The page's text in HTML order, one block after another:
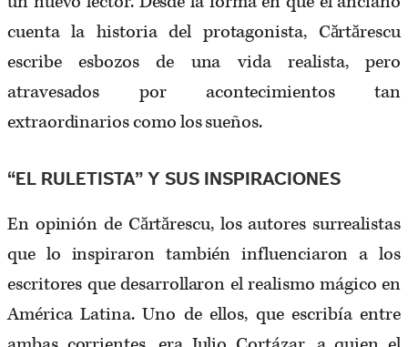
cuenta la historia del protagonista, Cărtărescu
escribe esbozos de una vida realista, pero
atravesados por acontecimientos tan
extraordinarios como los sueños.
“EL RULETISTA” Y SUS INSPIRACIONES
En opinión de Cărtărescu, los autores surrealistas
que lo inspiraron también influenciaron a los
escritores que desarrollaron el realismo mágico en
América Latina. Uno de ellos, que escribía entre